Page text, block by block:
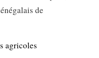
de
agricoles